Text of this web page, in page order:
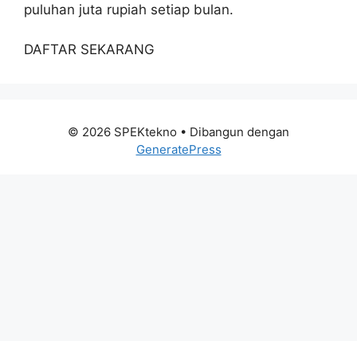
puluhan juta rupiah setiap bulan.
DAFTAR SEKARANG
© 2026 SPEKtekno • Dibangun dengan
GeneratePress